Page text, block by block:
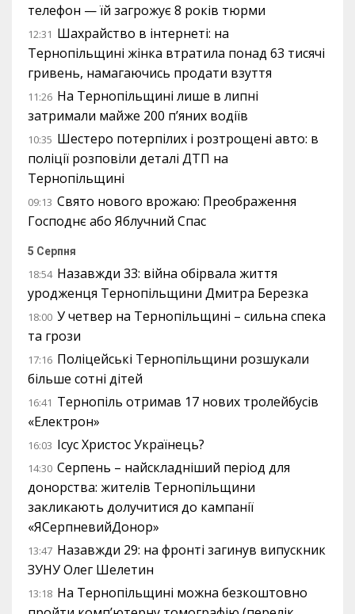
телефон — їй загрожує 8 років тюрми
12:31 Шахрайство в інтернеті: на
Тернопільщині жінка втратила понад 63 тисячі
гривень, намагаючись продати взуття
11:26 На Тернопільщині лише в липні
затримали майже 200 п’яних водіїв
10:35 Шестеро потерпілих і розтрощені авто: в
поліції розповіли деталі ДТП на
Тернопільщині
09:13 Свято нового врожаю: Преображення
Господнє або Яблучний Спас
5 Серпня
18:54 Назавжди 33: війна обірвала життя
уродженця Тернопільщини Дмитра Березка
18:00 У четвер на Тернопільщині – сильна спека
та грози
17:16 Поліцейські Тернопільщини розшукали
більше сотні дітей
16:41 Тернопіль отримав 17 нових тролейбусів
«Електрон»
16:03 Ісус Христос Українець?
14:30 Серпень – найскладніший період для
донорства: жителів Тернопільщини
закликають долучитися до кампанії
«ЯСерпневийДонор»
13:47 Назавжди 29: на фронті загинув випускник
ЗУНУ Олег Шелетин
13:18 На Тернопільщині можна безкоштовно